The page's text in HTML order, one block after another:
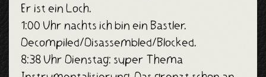
Er ist ein Loch.
1:00 Uhr nachts ich bin ein Bastler.
Decompiled/Disassembled/Blocked.
8:38 Uhr Dienstag: super Thema